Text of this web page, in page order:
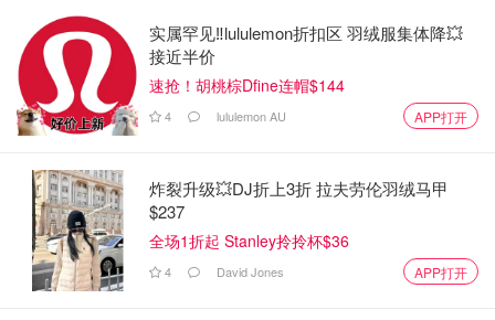
实属罕见‼️lululemon折扣区 羽绒服集体降💥
接近半价
速抢！胡桃棕Dfine连帽$144
4 lululemon AU APP打开
炸裂升级💥DJ折上3折 拉夫劳伦羽绒马甲
$237
全场1折起 Stanley拎拎杯$36
4 David Jones APP打开